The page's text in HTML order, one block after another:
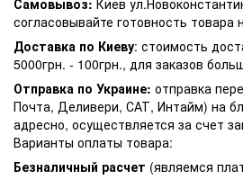
согласовывайте готовность товара
Доставка по Киеву: стоимость
5000грн. - 100грн., для заказов
Отправка по Украине: отправка
Почта, Деливери, САТ, Интайм) на
адресно, осуществляется за счет
Варианты оплаты товара:
Безналичный расчет (являемся